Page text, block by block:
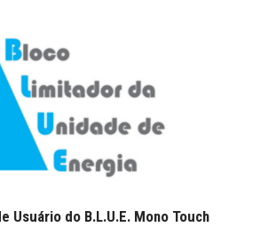
Usuário do B.L.U.E. Mono Touch